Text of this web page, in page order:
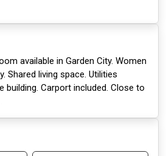
available in Garden City. Women
Shared living space. Utilities
building. Carport included. Close to